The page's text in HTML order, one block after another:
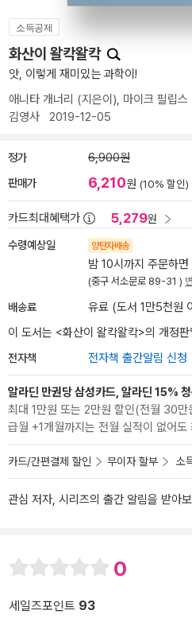
소득공제
화산이 왈칵왈칵
앗, 이렇게 재미있는 과학이!
애니타 개너리 (지은이), 마이크 필립스
김영사 2019-12-05
정가 6,900원
판매가 6,210원 (10% 할인)
카드최대혜택가 5,279원
수령예상일 양탄자배송
밤 10시까지 주문하면
(중구 서소문로 89-31 )
배송료
유료 (도서 1만5천원
이 도서는 <화산이 왈칵왈칵>의 개정판
전자책 전자책 출간알림 신청
알라딘 만권당 삼성카드, 알라딘 15%
최대 1만원 또는 2만원 할인(전월 30
급월 +1개월까지는 전월 실적이 없어도
카드/간편결제 할인 무이자 할부 소
관심 저자, 시리즈의 출간 알림을 받아
0
세일즈포인트 93